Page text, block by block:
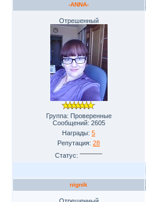
-ANNA-
Отрешенный
Группа: Проверенные
Сообщений: 2605
Награды: 5
Репутация: 28
Статус:
nignik